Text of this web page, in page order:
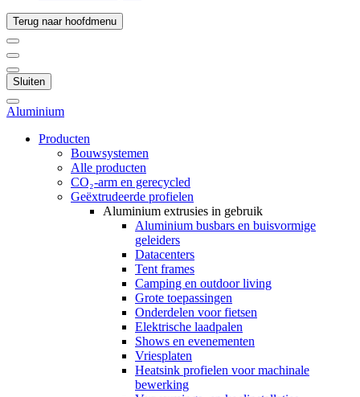
Terug naar hoofdmenu
Sluiten
Aluminium
Producten
Bouwsystemen
Alle producten
CO₂-arm en gerecycled
Geëxtrudeerde profielen
Aluminium extrusies in gebruik
Aluminium busbars en buisvormige
geleiders
Datacenters
Tent frames
Camping en outdoor living
Grote toepassingen
Onderdelen voor fietsen
Elektrische laadpalen
Shows en evenementen
Vriesplaten
Heatsink profielen voor machinale
bewerking